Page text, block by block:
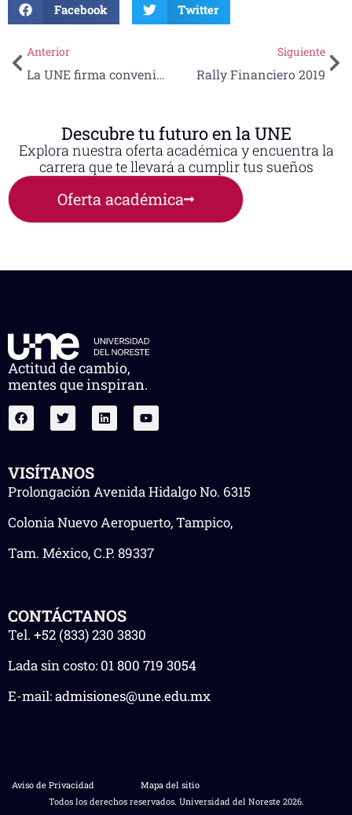
Facebook Twitter
Anterior
La UNE firma convenio con el Tec de Monterrey-Cátedra UNESCO-ICDE
Siguiente
Rally Financiero 2019
Descubre tu futuro en la UNE
Explora nuestra oferta académica y encuentra la
carrera que te llevará a cumplir tus sueños
Oferta académica
Actitud de cambio,
mentes que inspiran.
VISÍTANOS
Prolongación Avenida Hidalgo No. 6315
Colonia Nuevo Aeropuerto, Tampico,
Tam. México, C.P. 89337
CONTÁCTANOS
Tel. +52 (833) 230 3830
Lada sin costo: 01 800 719 3054
E-mail:admisiones@une.edu.mx
Aviso de Privacidad
Todos los derechos reservados. Universidad del Noreste 2026.
Mapa del sitio